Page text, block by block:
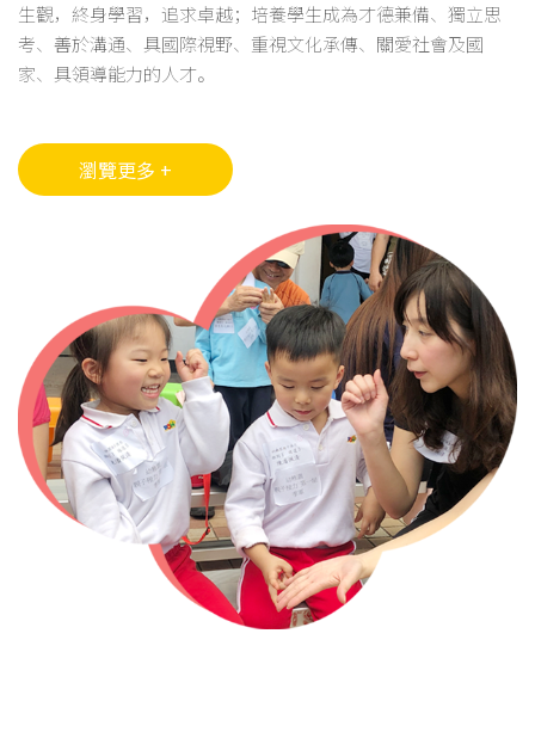
生觀，終身學習，追求卓越；培養學生成為才德兼備、獨立思
考、善於溝通、具國際視野、重視文化承傳、關愛社會及國
家、具領導能力的人才。
瀏覽更多 +